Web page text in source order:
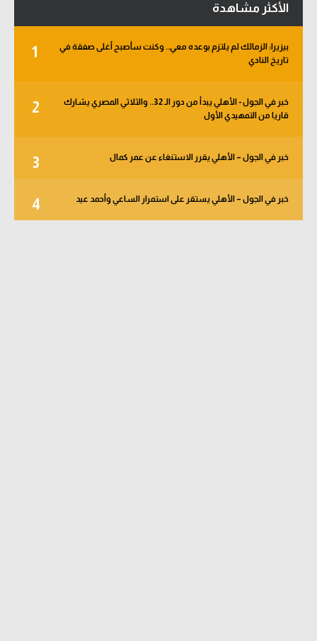
الأكثر مشاهدة
1
بيزيرا: الزمالك لم يلتزم بوعده معي.. وكنت سأصبح أغلى صفقة في
تاريخ النادي
2
خبر في الجول - الأهلي يبدأ من دور الـ 32.. والثلاثي المصري يشارك
قاريا من التمهيدي الأول
3 خبر في الجول – الأهلي يقرر الاستنغاء عن عمر كمال
4 خبر في الجول – الأهلي يستقر على استمرار الساعي وأحمد عيد